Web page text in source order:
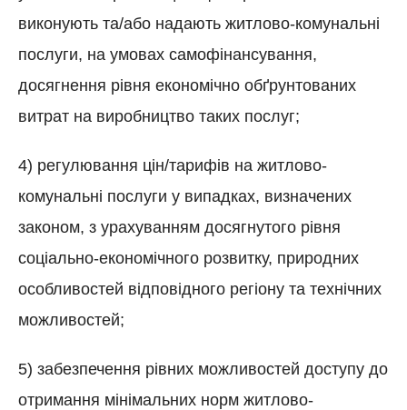
виконують та/або надають житлово-комунальні
послуги, на умовах самофінансування,
досягнення рівня економічно обґрунтованих
витрат на виробництво таких послуг;
4) регулювання цін/тарифів на житлово-
комунальні послуги у випадках, визначених
законом, з урахуванням досягнутого рівня
соціально-економічного розвитку, природних
особливостей відповідного регіону та технічних
можливостей;
5) забезпечення рівних можливостей доступу до
отримання мінімальних норм житлово-